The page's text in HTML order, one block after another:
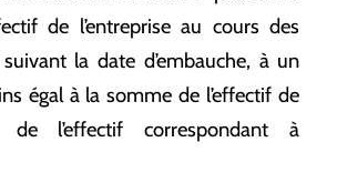
de l’entreprise au cours des
la date d’embauche, à un
égal à la somme de l’effectif de
de l’effectif correspondant à